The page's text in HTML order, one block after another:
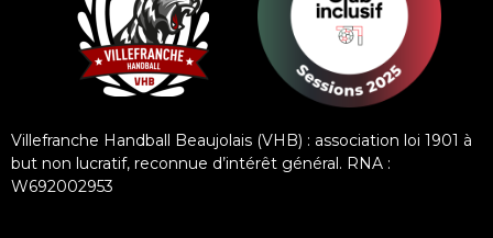
Villefranche Handball Beaujolais (VHB) : association loi 1901 à
but non lucratif, reconnue d’intérêt général. RNA :
W692002953